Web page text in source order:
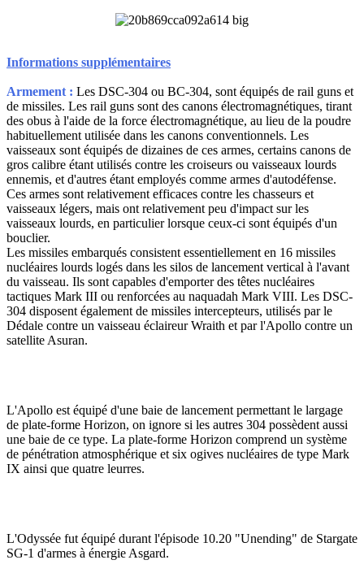
Informations supplémentaires
Armement : Les DSC-304 ou BC-304, sont équipés de rail guns et
de missiles. Les rail guns sont des canons électromagnétiques, tirant
des obus à l'aide de la force électromagnétique, au lieu de la poudre
habituellement utilisée dans les canons conventionnels. Les
vaisseaux sont équipés de dizaines de ces armes, certains canons de
gros calibre étant utilisés contre les croiseurs ou vaisseaux lourds
ennemis, et d'autres étant employés comme armes d'autodéfense.
Ces armes sont relativement efficaces contre les chasseurs et
vaisseaux légers, mais ont relativement peu d'impact sur les
vaisseaux lourds, en particulier lorsque ceux-ci sont équipés d'un
bouclier.
Les missiles embarqués consistent essentiellement en 16 missiles
nucléaires lourds logés dans les silos de lancement vertical à l'avant
du vaisseau. Ils sont capables d'emporter des têtes nucléaires
tactiques Mark III ou renforcées au naquadah Mark VIII. Les DSC-
304 disposent également de missiles intercepteurs, utilisés par le
Dédale contre un vaisseau éclaireur Wraith et par l'Apollo contre un
satellite Asuran.
L'Apollo est équipé d'une baie de lancement permettant le largage
de plate-forme Horizon, on ignore si les autres 304 possèdent aussi
une baie de ce type. La plate-forme Horizon comprend un système
de pénétration atmosphérique et six ogives nucléaires de type Mark
IX ainsi que quatre leurres.
L'Odyssée fut équipé durant l'épisode 10.20 "Unending" de Stargate
SG-1 d'armes à énergie Asgard.